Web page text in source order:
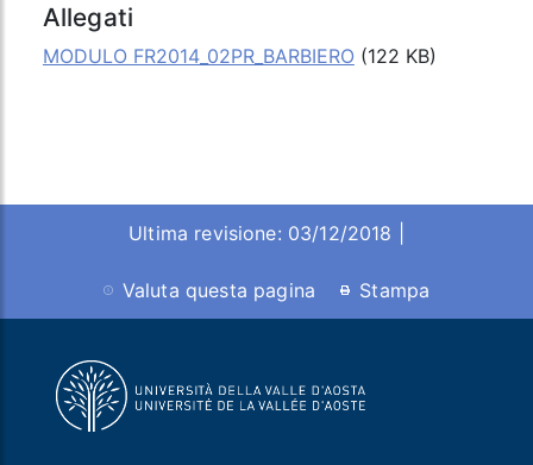
Allegati
MODULO FR2014_02PR_BARBIERO(122 KB)
Ultima revisione: 03/12/2018 |
Valuta questa pagina Stampa